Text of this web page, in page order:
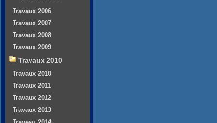
Travaux 2006
Travaux 2007
Travaux 2008
Travaux 2009
Travaux 2010
Travaux 2010
Travaux 2011
Travaux 2012
Travaux 2013